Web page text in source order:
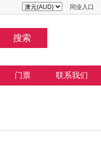
同业入口
门票 联系我们